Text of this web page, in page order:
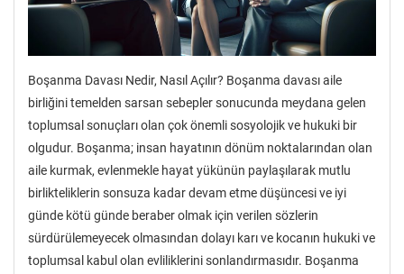
Boşanma Davası Nedir, Nasıl Açılır? Boşanma davası aile
birliğini temelden sarsan sebepler sonucunda meydana gelen
toplumsal sonuçları olan çok önemli sosyolojik ve hukuki bir
olgudur. Boşanma; insan hayatının dönüm noktalarından olan
aile kurmak, evlenmekle hayat yükünün paylaşılarak mutlu
birlikteliklerin sonsuza kadar devam etme düşüncesi ve iyi
günde kötü günde beraber olmak için verilen sözlerin
sürdürülemeyecek olmasından dolayı karı ve kocanın hukuki ve
toplumsal kabul olan evliliklerini sonlandırmasıdır. Boşanma